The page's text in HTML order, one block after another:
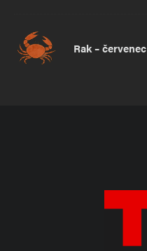
Rak – červenec